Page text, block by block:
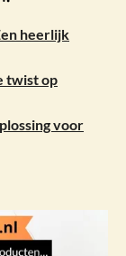
heerlijk
twist op
voor